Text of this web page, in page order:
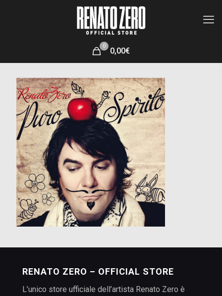
0
0,00€
RENATO ZERO – OFFICIAL STORE
L’unico store ufficiale dell’artista Renato Zero è